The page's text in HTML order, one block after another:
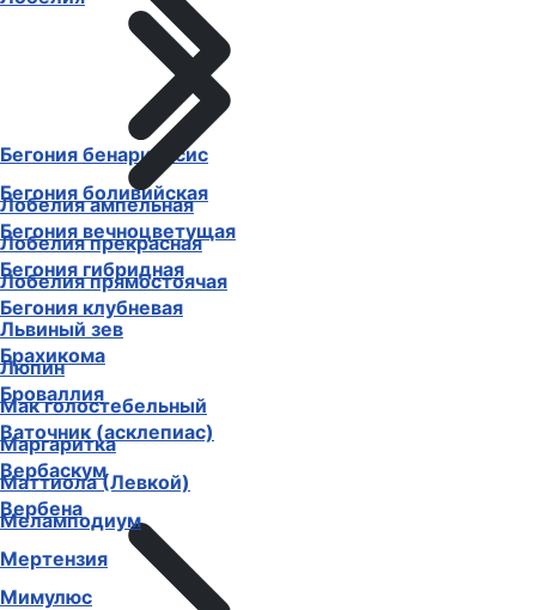
Бегония бенариенсис
Бегония боливийская
Бегония вечноцветущая
Бегония гибридная
Бегония клубневая
Брахикома
Броваллия
Ваточник (асклепиас)
Вербаскум
Вербена
Лобелия ампельная
Лобелия прекрасная
Лобелия прямостоячая
Львиный зев
Люпин
Мак голостебельный
Маргаритка
Маттиола (Левкой)
Меламподиум
Мертензия
Мимулюс